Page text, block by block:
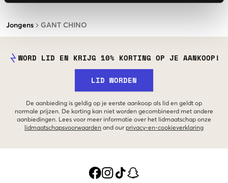
Jongens GANT CHINO
WORD LID EN KRIJG 10% KORTING OP JE AANKOOP!
LID WORDEN
De aanbieding is geldig op je eerste aankoop als lid en geldt op
normale prijzen. De korting kan niet worden gecombineerd met andere
aanbiedingen. Lees voor meer informatie over het lidmaatschap onze
lidmaatschapsvoorwaarden and our privacy-en-cookieverklaring